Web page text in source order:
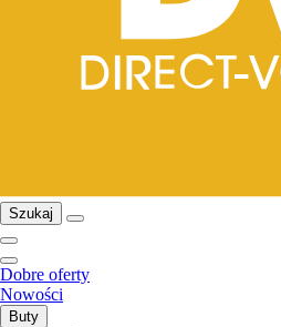
Szukaj
Dobre oferty
Nowości
Buty